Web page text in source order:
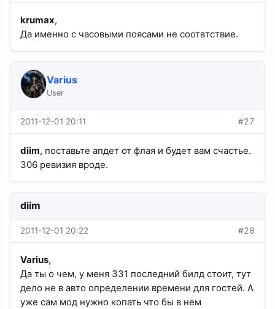
krumax,
Да именно с часовыми поясами не соотвтствие.
Varius
User
2011-12-01 20:11 #27
diim, поставьте апдет от флая и будет вам счастье.
306 ревизия вроде.
diim
2011-12-01 20:22 #28
Varius,
Да ты о чем, у меня 331 последний билд стоит, тут
дело не в авто определении времени для гостей. А
уже сам мод нужно копать что бы в нем